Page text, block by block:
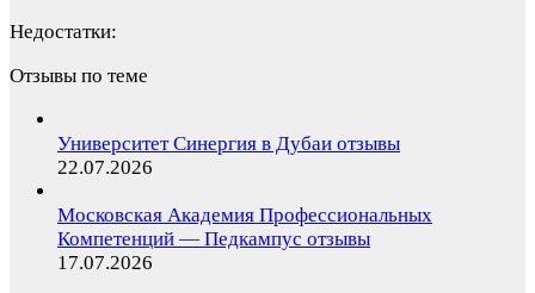
Недостатки:
Отзывы по теме
Университет Синергия в Дубаи отзывы
22.07.2026
Московская Академия Профессиональных
Компетенций — Педкампус отзывы
17.07.2026